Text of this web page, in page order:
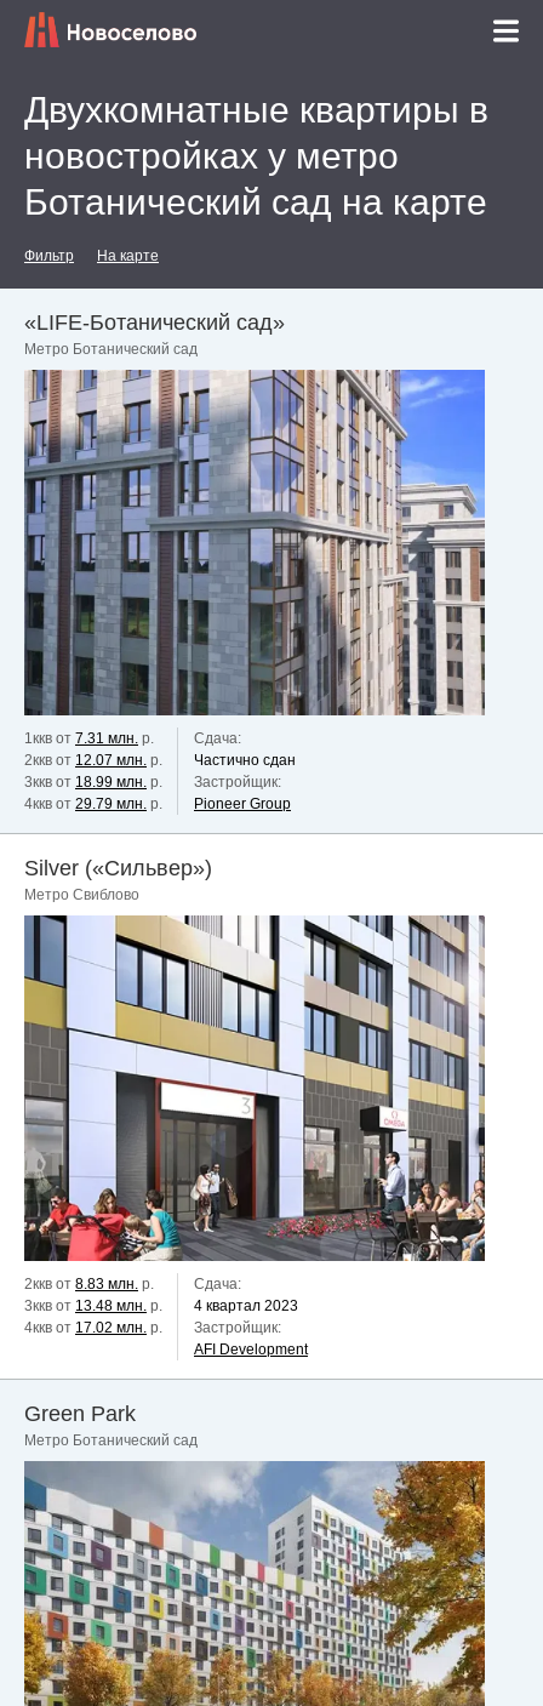
Двухкомнатные квартиры в
новостройках у метро
Ботанический сад на карте
Фильтр На карте
«LIFE-Ботанический cад»
Метро Ботанический сад
1ккв от 7.31 млн. р.
2ккв от 12.07 млн. р.
3ккв от 18.99 млн. р.
4ккв от 29.79 млн. р.
Сдача:
Частично сдан
Застройщик:
Pioneer Group
Silver («Сильвер»)
Метро Свиблово
2ккв от 8.83 млн. р.
3ккв от 13.48 млн. р.
4ккв от 17.02 млн. р.
Сдача:
4 квартал 2023
Застройщик:
AFI Development
Green Park
Метро Ботанический сад